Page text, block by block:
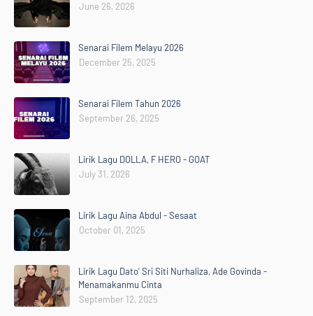
June 26, 2026
Senarai Filem Melayu 2026
December 25, 2025
Senarai Filem Tahun 2026
September 26, 2025
Lirik Lagu DOLLA, F HERO - GOAT
July 31, 2026
Lirik Lagu Aina Abdul - Sesaat
October 01, 2025
Lirik Lagu Dato' Sri Siti Nurhaliza, Ade Govinda -
Menamakanmu Cinta
September 12, 2025